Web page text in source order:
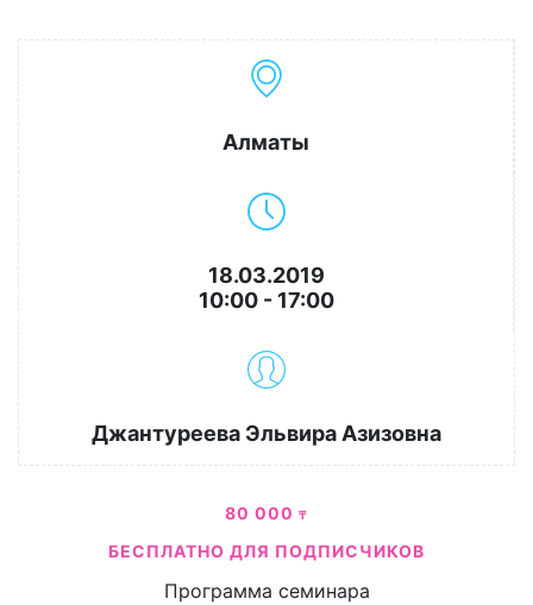
Алматы
18.03.2019
10:00 - 17:00
Джантуреева Эльвира Азизовна
80 000 ₸
БЕСПЛАТНО ДЛЯ ПОДПИСЧИКОВ
Программа семинара